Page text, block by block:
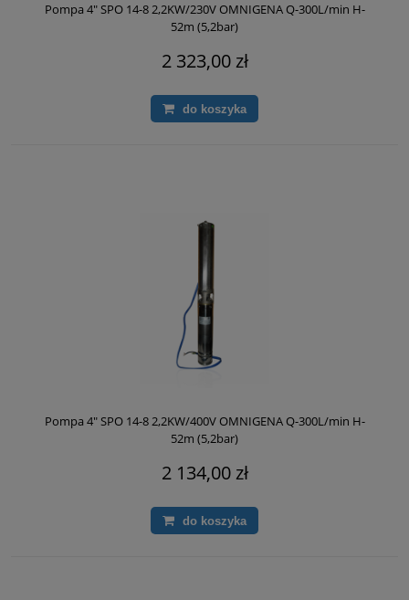
Pompa 4" SPO 14-8 2,2KW/230V OMNIGENA Q-300L/min H-
52m (5,2bar)
2 323,00 zł
do koszyka
Pompa 4" SPO 14-8 2,2KW/400V OMNIGENA Q-300L/min H-
52m (5,2bar)
2 134,00 zł
do koszyka